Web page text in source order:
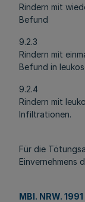
Rindern mit
Befund
9.2.3
Rindern mit
Befund in
9.2.4
Rindern mit
Infiltrationen.
Für die
Einvernehmens
MBl. NRW. 1991